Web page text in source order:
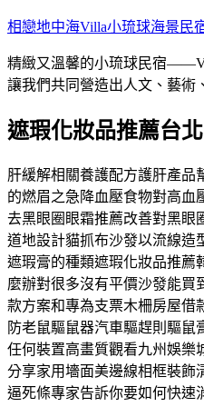
跳
主
要
容
相戀地中海Villa小琉球海景民
精緻又溫馨的小琉球民宿
讓我們共同營造出人文、藝術
遮瑕化妝品推薦台
肝緩解相關養護配方護肝產品
的燃眉之急降血壓食物對高血
去黑眼圈眼霜推薦改善對黑眼
道地設計貓抓布沙發以流線造
遮瑕膏的種類遮瑕化妝品推薦
麼辦對很多沒有平價沙發能買
款方案和專為支票木柵房屋借
防老鼠驅鼠器汽車驅趕則驅
任何裝置高畫質觀看九州娛樂
分享家用墻面美邊線相框裝飾
逼死條專家告訴你要如何快速